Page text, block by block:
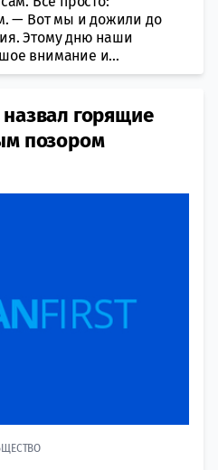
— Вот мы и дожили до
Этому дню наши
внимание и...
горящие
позором